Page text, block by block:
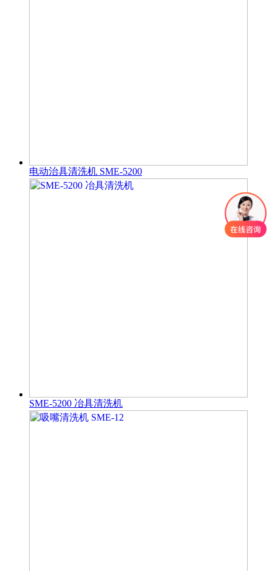
电动治具清洗机 SME-5200
SME-5200 冶具清洗机